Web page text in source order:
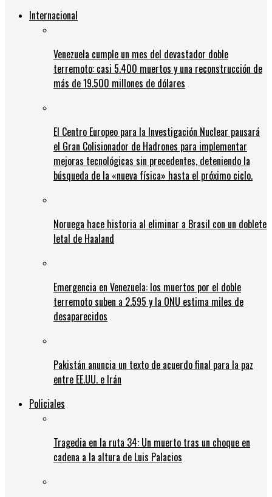
Internacional
Venezuela cumple un mes del devastador doble
terremoto: casi 5.400 muertos y una reconstrucción de
más de 19.500 millones de dólares
El Centro Europeo para la Investigación Nuclear pausará
el Gran Colisionador de Hadrones para implementar
mejoras tecnológicas sin precedentes, deteniendo la
búsqueda de la «nueva física» hasta el próximo ciclo.
Noruega hace historia al eliminar a Brasil con un doblete
letal de Haaland
Emergencia en Venezuela: los muertos por el doble
terremoto suben a 2.595 y la ONU estima miles de
desaparecidos
Pakistán anuncia un texto de acuerdo final para la paz
entre EE.UU. e Irán
Policiales
Tragedia en la ruta 34: Un muerto tras un choque en
cadena a la altura de Luis Palacios